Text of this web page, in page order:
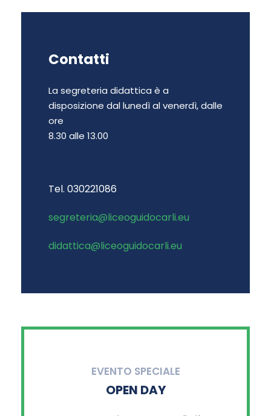
Contatti
La segreteria didattica è a
disposizione dal lunedì al venerdì, dalle
ore
8.30 alle 13.00
Tel. 030221086
segreteria@liceoguidocarli.eu
didattica@liceoguidocarli.eu
EVENTO SPECIALE
OPEN DAY